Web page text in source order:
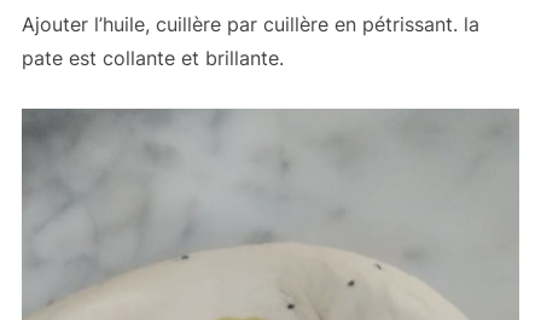
Ajouter l’huile, cuillère par cuillère en pétrissant. la
pate est collante et brillante.